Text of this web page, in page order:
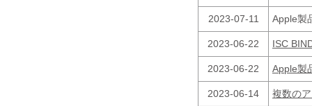
2023-07-11 Apple製
2023-06-22 ISC
2023-06-22 Apple製
2023-06-14 複数の